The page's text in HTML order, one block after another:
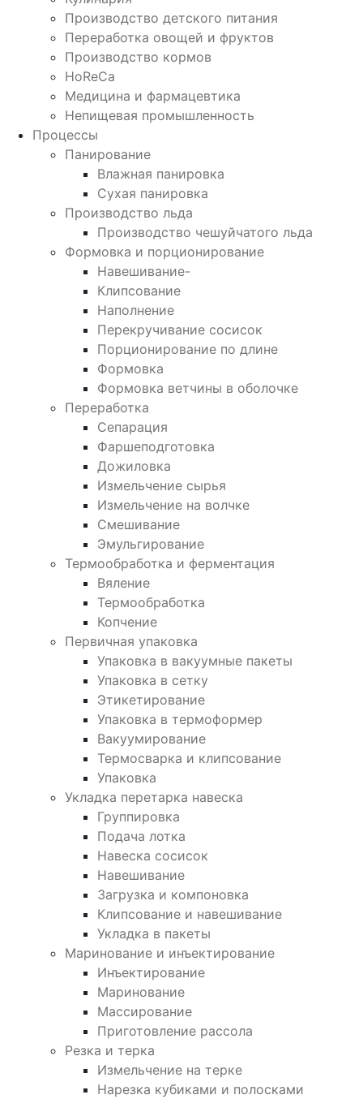
Производство детского питания
Переработка овощей и фруктов
Производство кормов
HoReCa
Медицина и фармацевтика
Непищевая промышленность
Процессы
Панирование
Влажная панировка
Сухая панировка
Производство льда
Производство чешуйчатого льда
Формовка и порционирование
Навешивание-
Клипсование
Наполнение
Перекручивание сосисок
Порционирование по длине
Формовка
Формовка ветчины в оболочке
Переработка
Сепарация
Фаршеподготовка
Дожиловка
Измельчение сырья
Измельчение на волчке
Смешивание
Эмульгирование
Термообработка и ферментация
Вяление
Термообработка
Копчение
Первичная упаковка
Упаковка в вакуумные пакеты
Упаковка в сетку
Этикетирование
Упаковка в термоформер
Вакуумирование
Термосварка и клипсование
Упаковка
Укладка перетарка навеска
Группировка
Подача лотка
Навеска сосисок
Навешивание
Загрузка и компоновка
Клипсование и навешивание
Укладка в пакеты
Маринование и инъектирование
Инъектирование
Маринование
Массирование
Приготовление рассола
Резка и терка
Измельчение на терке
Нарезка кубиками и полосками